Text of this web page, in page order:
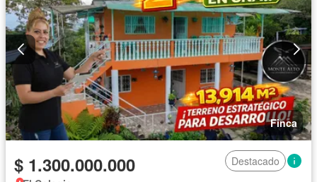
Finca
$ 1.300.000.000
Destacado